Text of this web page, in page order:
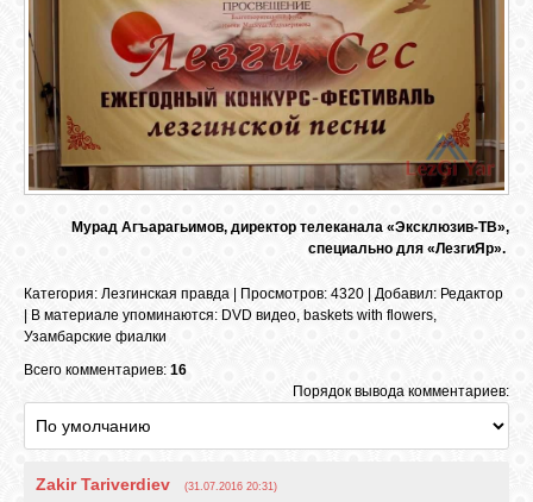
Мурад Агъарагьимов, директор телеканала «Эксклюзив-ТВ»,
специально для «ЛезгиЯр».
Категория: Лезгинская правда | Просмотров: 4320 | Добавил: Редактор
| В материале упоминаются: DVD видео baskets with flowers
Узамбарские фиалки
Всего комментариев: 16
Порядок вывода комментариев:
Zakir Tariverdiev (31.07.2016 20:31)